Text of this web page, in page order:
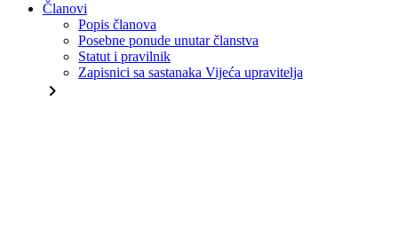
Članovi
Popis članova
Posebne ponude unutar članstva
Statut i pravilnik
Zapisnici sa sastanaka Vijeća upravitelja
chevron_right